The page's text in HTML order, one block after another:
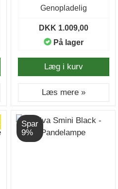
Genopladelig
DKK 1.009,00
På lager
Læg i kurv
Læs mere »
Spar
9%